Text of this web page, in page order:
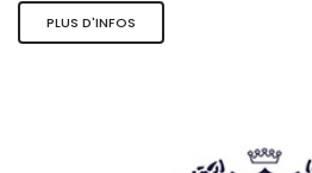
PLUS D'INFOS